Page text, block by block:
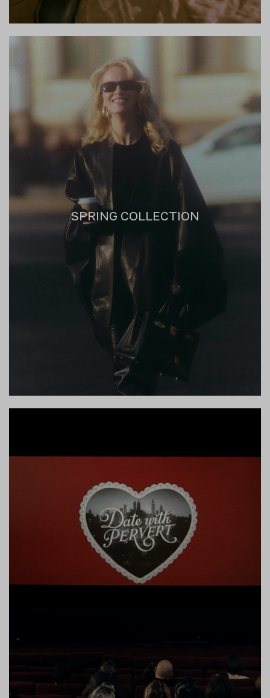
SPRING COLLECTION